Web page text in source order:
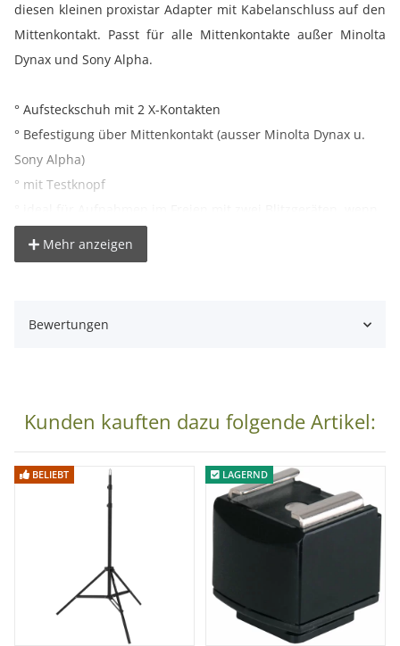
diesen kleinen proxistar Adapter mit Kabelanschluss auf den
Mittenkontakt. Passt für alle Mittenkontakte außer Minolta
Dynax und Sony Alpha.
° Aufsteckschuh mit 2 X-Kontakten
° Befestigung über Mittenkontakt (ausser Minolta Dynax u.
Sony Alpha)
° mit Testknopf
Kontakten
Mehr anzeigen
Bewertungen
Kunden kauften dazu folgende Artikel:
BELIEBT LAGERND